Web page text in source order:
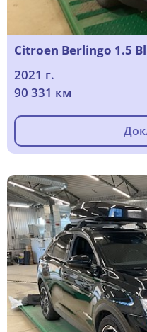
Citroen Berlingo 1.5
2021 г.
90 331 км